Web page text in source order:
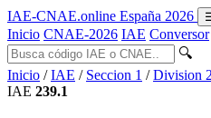
IAE-CNAE.online España 2026
Inicio CNAE-2026 IAE Conversor
🔍
Inicio / IAE / Seccion 1 / Division 2
IAE 239.1